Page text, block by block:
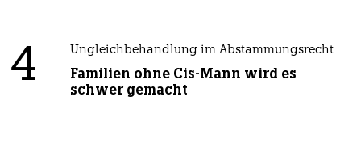
4 Ungleichbehandlung im Abstammungsrecht
Familien ohne Cis-Mann wird es
schwer gemacht